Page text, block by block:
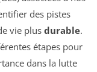
des pistes
vie plus durable.
étapes pour
dans la lutte